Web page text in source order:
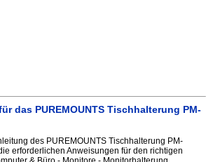
das PUREMOUNTS Tischhalterung PM-
des PUREMOUNTS Tischhalterung PM-
erforderlichen Anweisungen für den richtigen